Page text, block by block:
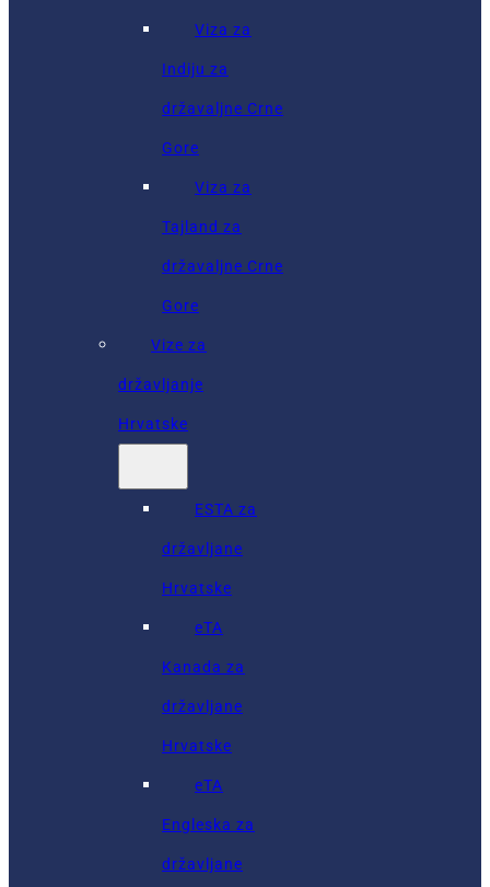
Viza za
Indiju za
državaljne Crne
Gore
Viza za
Tajland za
državaljne Crne
Gore
Vize za
državljanje
Hrvatske
ESTA za
državljane
Hrvatske
eTA
Kanada za
državljane
Hrvatske
eTA
Engleska za
državljane